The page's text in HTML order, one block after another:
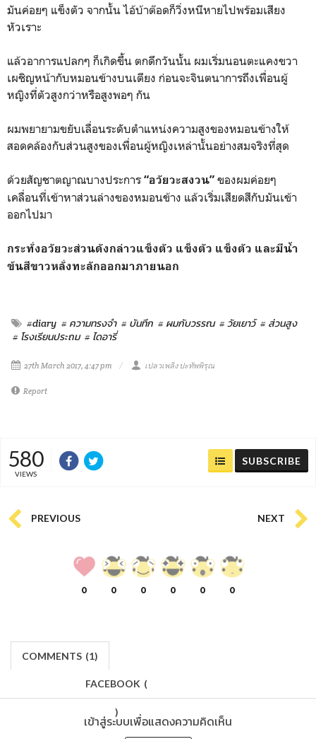
มันค่อยๆ แข็งตัว จากนั้น ไอ้บ้าต๊อดก็วิ่งหนีหายไปพร้อมเสียง
หัวเราะ
แล้วอาการแปลกๆ ก็เกิดขึ้น ตกดึกวันนั้น ผมเริ่มนอนตะแคงขวา
เผชิญหน้ากับหมอนข้างบนเตียง ก่อนจะจินตนาการถึงเพื่อนผู้
หญิงที่ตัวสูงกว่าหรือสูงพอๆ กัน
ผมพยายามขยับเลื่อนระดับตำแหน่งความสูงของหมอนข้างให้
สอดคล้องกับส่วนสูงของเพื่อนผู้หญิงเหล่านั้นอย่างสมจริงที่สุด
ด้วยสัญชาตญาณบางประการ “อวัยวะสงวน” ของผมค่อยๆ
เคลื่อนที่เข้าหาส่วนล่างของหมอนข้าง แล้วเริ่มเสียดสีกับมันเข้า
ออกไปมา
กระทั่งอวัยวะส่วนดังกล่าวแข็งตัว แข็งตัว แข็งตัว และมีน้ำ
ข้นสีขาวหลั่งทะลักออกมาภายนอก
#diary # ความทรงจำ # บันทึก # ผมกับวรรณ # วัยเยาว์ # ส่วนสูง
# โรงเรียนประถม # ไดอารี่
27th March 2017, 4:47 pm เปลวเพลิง ปะทัพพิรุณ
Report
580
VIEWS
SUBSCRIBE
PREVIOUS NEXT
0 0 0 0 0 0
COMMENTS (1)
FACEBOOK (
)
เข้าสู่ระบบเพื่อแสดงความคิดเห็น